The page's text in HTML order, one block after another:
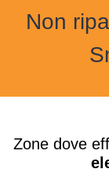
Non
Zone dove